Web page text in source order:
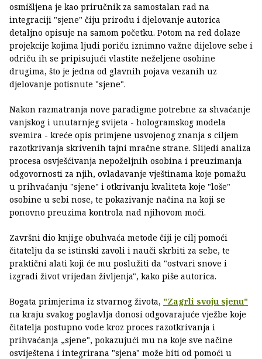
osmišljena je kao priručnik za samostalan rad na
integraciji "sjene" čiju prirodu i djelovanje autorica
detaljno opisuje na samom početku. Potom na red dolaze
projekcije kojima ljudi poriču iznimno važne dijelove sebe i
odriču ih se pripisujući vlastite neželjene osobine
drugima, što je jedna od glavnih pojava vezanih uz
djelovanje potisnute "sjene".
Nakon razmatranja nove paradigme potrebne za shvaćanje
vanjskog i unutarnjeg svijeta - hologramskog modela
svemira - kreće opis primjene usvojenog znanja s ciljem
razotkrivanja skrivenih tajni mračne strane. Slijedi analiza
procesa osvješćivanja nepoželjnih osobina i preuzimanja
odgovornosti za njih, ovladavanje vještinama koje pomažu
u prihvaćanju "sjene" i otkrivanju kvaliteta koje "loše"
osobine u sebi nose, te pokazivanje načina na koji se
ponovno preuzima kontrola nad njihovom moći.
Završni dio knjige obuhvaća metode čiji je cilj pomoći
čitatelju da se istinski zavoli i nauči skrbiti za sebe, te
praktični alati koji će mu poslužiti da "ostvari snove i
izgradi život vrijedan življenja", kako piše autorica.
Bogata primjerima iz stvarnog života, "Zagrli svoju sjenu"
na kraju svakog poglavlja donosi odgovarajuće vježbe koje
čitatelja postupno vode kroz proces razotkrivanja i
prihvaćanja „sjene", pokazujući mu na koje sve načine
osviještena i integrirana "sjena" može biti od pomoći u